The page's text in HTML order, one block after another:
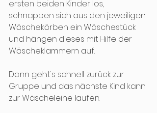
ersten beiden Kinder los,
schnappen sich aus den jeweiligen
Wäschekörben ein Wäschestück
und hängen dieses mit Hilfe der
Wäscheklammern auf.
Dann geht's schnell zurück zur
Gruppe und das nächste Kind kann
zur Wäscheleine laufen.